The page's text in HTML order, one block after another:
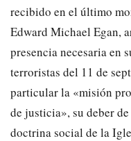
recibido en el último
Edward Michael Egan,
presencia necesaria en
terroristas del 11 de
particular la «misión
de justicia», su deber
doctrina social de la